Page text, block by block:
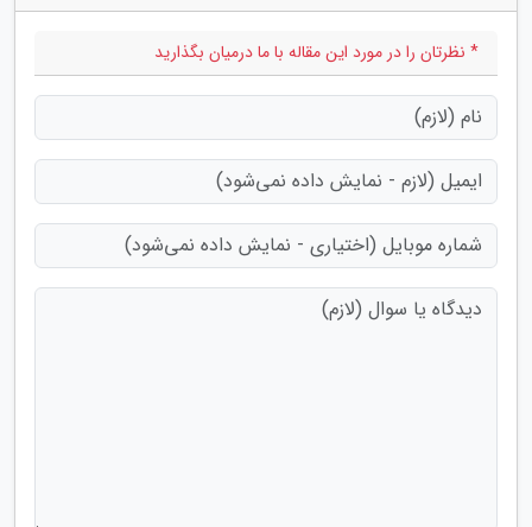
* نظرتان را در مورد این مقاله با ما درمیان بگذارید